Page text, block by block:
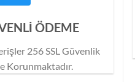
ÖDEME
256 SSL Güvenlik
Korunmaktadır.